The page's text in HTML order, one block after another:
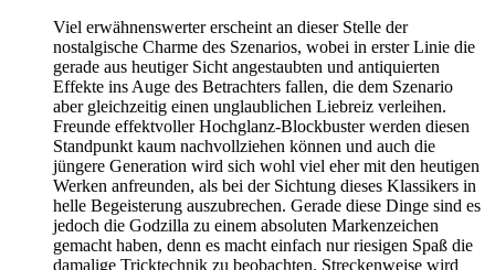
Viel erwähnenswerter erscheint an dieser Stelle der
nostalgische Charme des Szenarios, wobei in erster Linie die
gerade aus heutiger Sicht angestaubten und antiquierten
Effekte ins Auge des Betrachters fallen, die dem Szenario
aber gleichzeitig einen unglaublichen Liebreiz verleihen.
Freunde effektvoller Hochglanz-Blockbuster werden diesen
Standpunkt kaum nachvollziehen können und auch die
jüngere Generation wird sich wohl viel eher mit den heutigen
Werken anfreunden, als bei der Sichtung dieses Klassikers in
helle Begeisterung auszubrechen. Gerade diese Dinge sind es
jedoch die Godzilla zu einem absoluten Markenzeichen
gemacht haben, denn es macht einfach nur riesigen Spaß die
damalige Tricktechnik zu beobachten. Streckenweise wird